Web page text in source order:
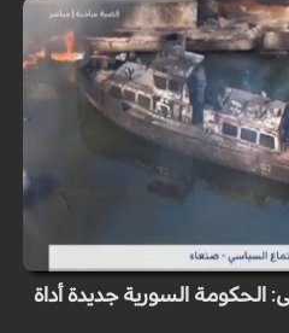
السورية جديدة أداة